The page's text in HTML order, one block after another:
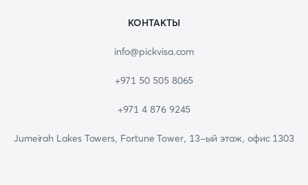
КОНТАКТЫ
info@pickvisa.com
+971 50 505 8065
+971 4 876 9245
Jumeirah Lakes Towers, Fortune Tower, 13-ый этаж, офис 1303